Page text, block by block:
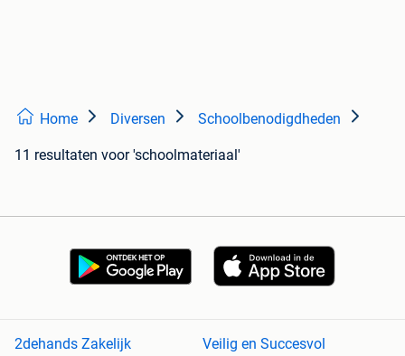
Home Diversen Schoolbenodigdheden
11 resultaten voor 'schoolmateriaal'
2dehands Zakelijk
Veilig en Succesvol